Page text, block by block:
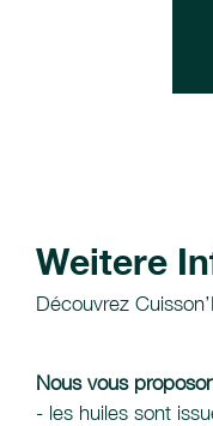
Weitere
Découvrez
Nous vous
- les huiles sont